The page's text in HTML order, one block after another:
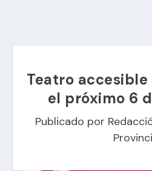
Teatro accesible
el próximo 6
Publicado por